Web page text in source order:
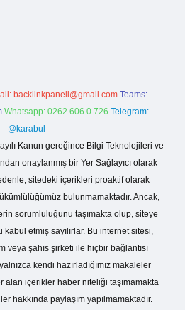
backlinkpaneli@gmail.com Teams:
Whatsapp: 0262 606 0 726 Telegram:
@karabul
Kanun gereğince Bilgi Teknolojileri ve
onaylanmış bir Yer Sağlayıcı olarak
sitedeki içerikleri proaktif olarak
bulunmamaktadır. Ancak,
sorumluluğunu taşımakta olup, siteye
etmiş sayılırlar. Bu internet sitesi,
veya şahıs şirketi ile hiçbir bağlantısı
kendi hazırladığımız makaleler
alan içerikler haber niteliği taşımamakta
hakkında paylaşım yapılmamaktadır.